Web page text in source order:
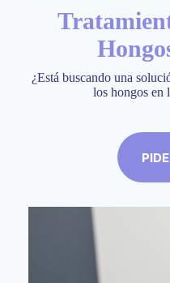
¿Está buscando una
los hongos en